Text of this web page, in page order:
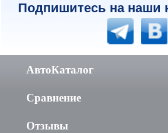
Подпишитесь на наши
АвтоКаталог
Сравнение
Отзывы